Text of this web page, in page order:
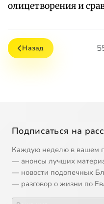
олицетворения и
Назад
Подписаться на
Каждую неделю в вашем
— анонсы лучших
— новости подопечных
— разговор о жизни по